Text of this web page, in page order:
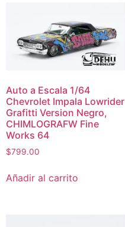
Auto a Escala 1/64
Chevrolet Impala Lowrider
Grafitti Version Negro,
CHIMLOGRAFW Fine
Works 64
$799.00
Añadir al carrito